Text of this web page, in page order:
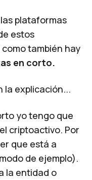
plataformas
estos
también hay
en corto.
la explicación...
yo tengo que
criptoactivo. Por
que está a
de ejemplo).
la entidad o